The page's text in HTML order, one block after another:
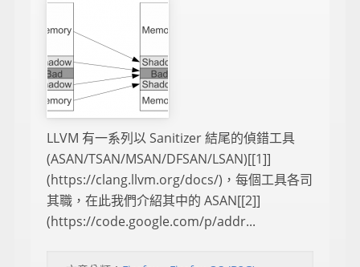
LLVM 有一系列以 Sanitizer 結尾的偵錯工具
(ASAN/TSAN/MSAN/DFSAN/LSAN)[[1]]
(https://clang.llvm.org/docs/)，每個工具各司
其職，在此我們介紹其中的 ASAN[[2]]
(https://code.google.com/p/addr...